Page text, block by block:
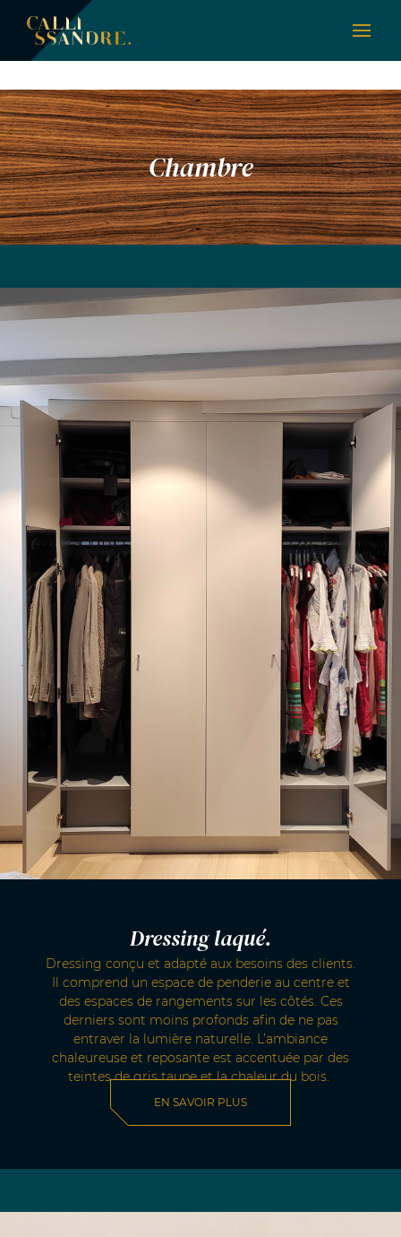
Chambre
Dressing laqué.
Dressing conçu et adapté aux besoins des clients.
Il comprend un espace de penderie au centre et
des espaces de rangements sur les côtés. Ces
derniers sont moins profonds afin de ne pas
entraver la lumière naturelle. L’ambiance
chaleureuse et reposante est accentuée par des
teintes de gris taupe et la chaleur du bois.
EN SAVOIR PLUS